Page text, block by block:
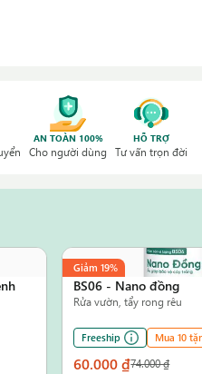
AN TOÀN 100%
Cho người dùng
HỖ TRỢ
Tư vấn trọn đời
Giảm19%
BS06 - Nano đồng
Rửa vườn, tẩy rong rêu
Freeship Mua 10
60.000 ₫74.000 ₫